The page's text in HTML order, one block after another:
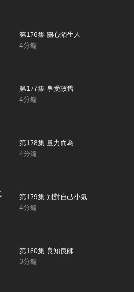
第176集 關心陌生人
4分鐘
第177集 享受故舊
4分鐘
第178集 量力而為
4分鐘
第179集 別對自己小氣
4分鐘
第180集 良知良師
3分鐘